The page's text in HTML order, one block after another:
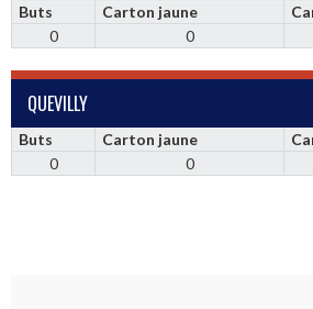
Buts Carton jaune
0
0
QUEVILLY
Buts Carton jaune
0
0